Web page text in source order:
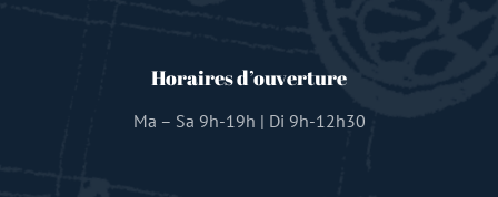
Horaires d’ouverture
Ma – Sa 9h-19h | Di 9h-12h30